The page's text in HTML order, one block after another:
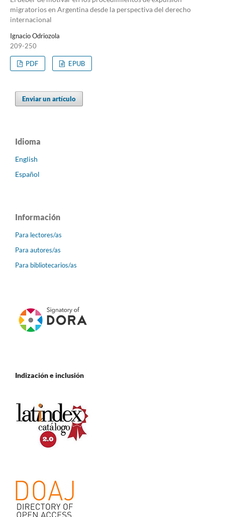
migratorios en Argentina desde la perspectiva del derecho
internacional
Ignacio Odriozola
209-250
PDF EPUB
Enviar un artículo
Idioma
English
Español
Información
Para lectores/as
Para autores/as
Para bibliotecarios/as
Indización e inclusión